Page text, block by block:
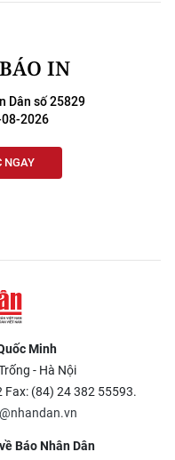
IN
Dân số 25829
2026
NGAY
Minh
- Hà Nội
(84) 24 382 55593.
Báo Nhân Dân